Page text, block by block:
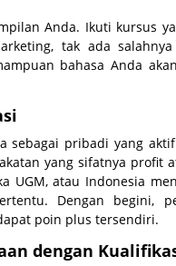
Anda. Ikuti kursus
tak ada
bahasa Anda
sebagai pribadi yang
yang sifatnya
UGM, atau Indonesia
Dengan begini,
poin plus tersendiri.
dengan